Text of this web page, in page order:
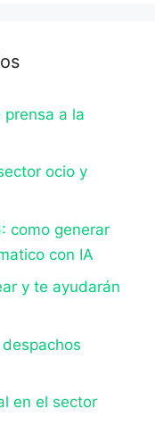
prensa a la
ocio y
como generar
con IA
y te ayudarán
en el sector